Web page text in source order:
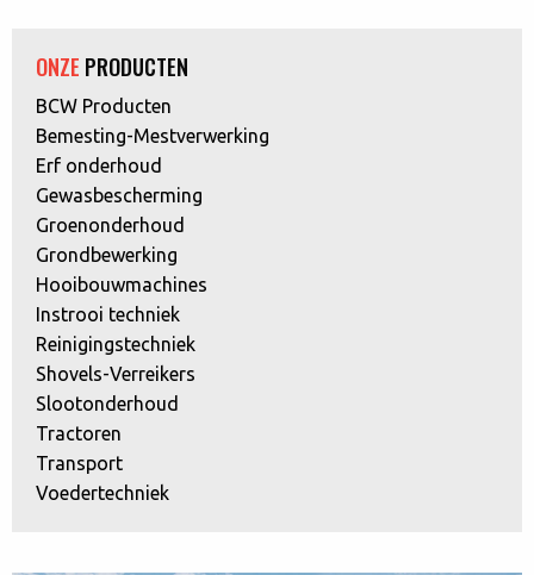
ONZE PRODUCTEN
BCW Producten
Bemesting-Mestverwerking
Erf onderhoud
Gewasbescherming
Groenonderhoud
Grondbewerking
Hooibouwmachines
Instrooi techniek
Reinigingstechniek
Shovels-Verreikers
Slootonderhoud
Tractoren
Transport
Voedertechniek